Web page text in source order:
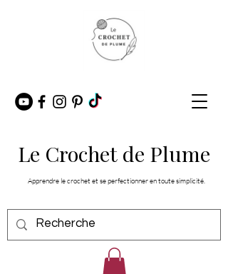
Le Crochet de Plume
Apprendre le crochet et se perfectionner en toute simplicité.